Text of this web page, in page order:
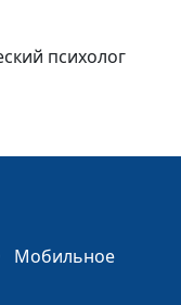
,
психолог
Мобильное